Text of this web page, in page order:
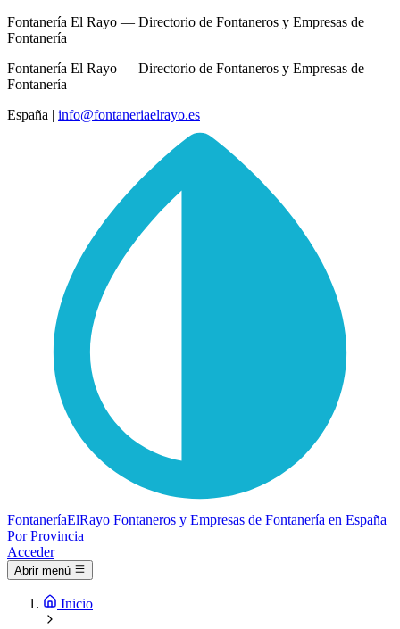
Fontanería El Rayo — Directorio de Fontaneros y Empresas de
Fontanería
Fontanería El Rayo — Directorio de Fontaneros y Empresas de
Fontanería
España | info@fontaneriaelrayo.es
FontaneríaElRayo Fontaneros y Empresas de Fontanería en España
Por Provincia
Acceder
Abrir menú
Inicio